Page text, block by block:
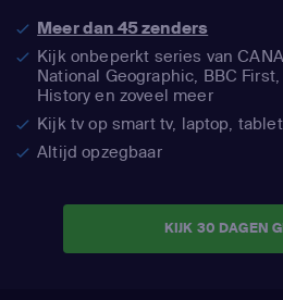
Meer dan 45 zenders
Kijk onbeperkt series van
National Geographic, BBC
History en zoveel meer
Kijk tv op smart tv, laptop,
Altijd opzegbaar
KIJK 30 DAGEN